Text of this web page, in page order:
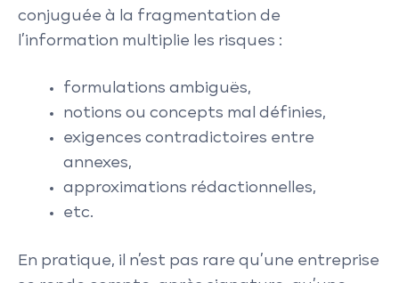
conjuguée à la fragmentation de
l’information multiplie les risques :
formulations ambiguës,
notions ou concepts mal définies,
exigences contradictoires entre
annexes,
approximations rédactionnelles,
etc.
En pratique, il n’est pas rare qu’une entreprise